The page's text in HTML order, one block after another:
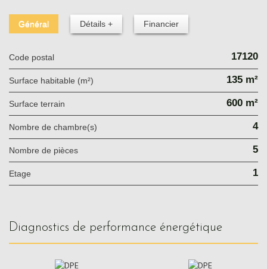
Général Détails + Financier
Code postal 17120
Surface habitable (m²) 135 m²
surface terrain 600 m²
Nombre de chambre(s) 4
Nombre de pièces 5
Etage 1
diagnostics de performance énergétique